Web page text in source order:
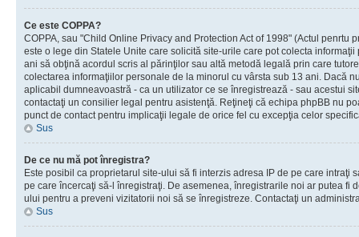
Ce este COPPA?
COPPA, sau "Child Online Privacy and Protection Act of 1998" (Actul penrtu
este o lege din Statele Unite care solicită site-urile care pot colecta
ani să obţină acordul scris al părinţilor sau altă metodă legală prin care
colectarea informaţiilor personale de la minorul cu vârsta sub 13 ani. Dacă
aplicabil dumneavoastră - ca un utilizator ce se înregistrează - sau acestui
contactaţi un consilier legal pentru asistenţă. Reţineţi că echipa phpBB nu
punct de contact pentru implicaţii legale de orice fel cu excepţia celor
Sus
De ce nu mă pot înregistra?
Este posibil ca proprietarul site-ului să fi interzis adresa IP de pe care intraţi
pe care încercaţi să-l înregistraţi. De asemenea, înregistrarile noi ar putea fi
ului pentru a preveni vizitatorii noi să se înregistreze. Contactaţi un
Sus